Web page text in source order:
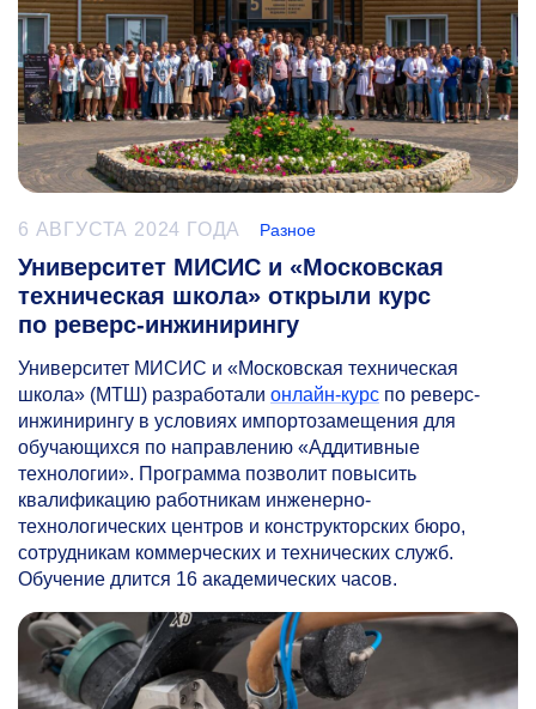
6 АВГУСТА 2024 ГОДА Разное
Университет МИСИС и «Московская
техническая школа» открыли курс
по реверс-инжинирингу
Университет МИСИС и «Московская техническая
школа» (МТШ) разработали онлайн-курс по реверс-
инжинирингу в условиях импортозамещения для
обучающихся по направлению «Аддитивные
технологии». Программа позволит повысить
квалификацию работникам инженерно-
технологических центров и конструкторских бюро,
сотрудникам коммерческих и технических служб.
Обучение длится 16 академических часов.